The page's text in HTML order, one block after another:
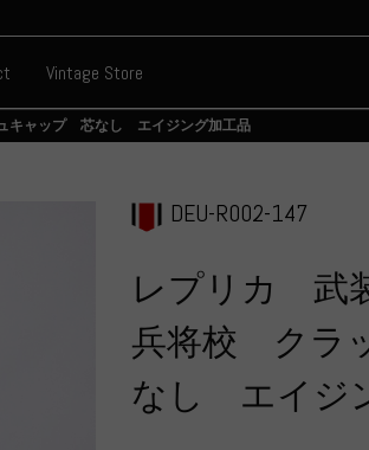
Vintage Store
ャップ 芯なし エイジング加工品
DEU-R002-147
レプリカ 武
兵将校 クラ
なし エイジ